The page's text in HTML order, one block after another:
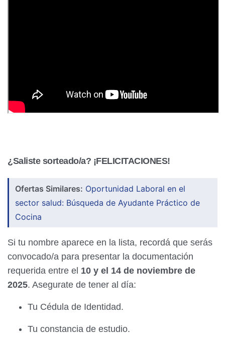
¿Saliste sorteado/a? ¡FELICITACIONES!
Ofertas Similares: Oportunidad Laboral en el
sector salud: Búsqueda de Ayudante Práctico de
Cocina
Si tu nombre aparece en la lista, recordá que serás
convocado/a para presentar la documentación
requerida entre el 10 y el 14 de noviembre de
2025. Asegurate de tener al día:
Tu Cédula de Identidad.
Tu constancia de estudio.